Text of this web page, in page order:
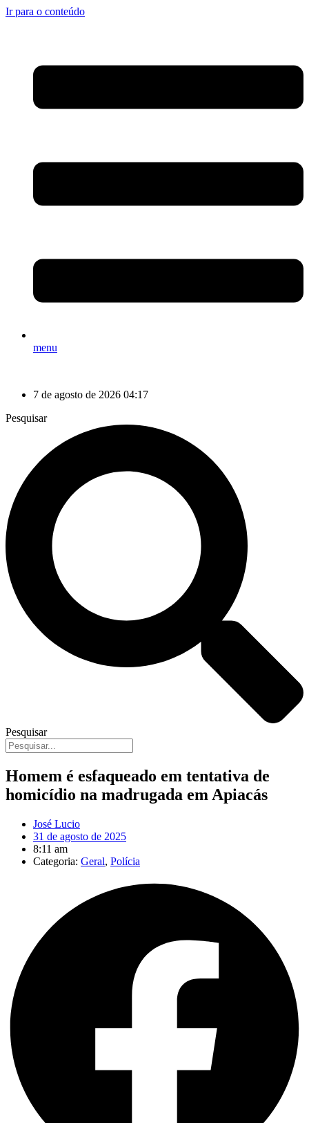
Ir para o conteúdo
menu
7 de agosto de 2026 04:17
Pesquisar
Pesquisar
Homem é esfaqueado em tentativa de
homicídio na madrugada em Apiacás
José Lucio
31 de agosto de 2025
8:11 am
Categoria: Geral, Polícia